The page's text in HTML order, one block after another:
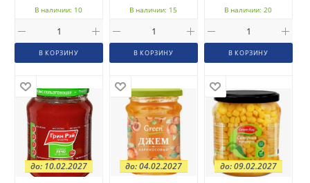
В наличии: 10
В КОРЗИНУ
В наличии: 15
В КОРЗИНУ
В наличии: 20
В КОРЗИНУ
до: 10.02.2027 до: 04.02.2027 до: 09.02.2027